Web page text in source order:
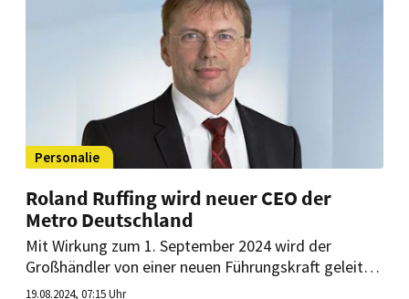
Personalie
Roland Ruffing wird neuer CEO der
Metro Deutschland
Mit Wirkung zum 1. September 2024 wird der
Großhändler von einer neuen Führungskraft geleitet.
Roland Ruffing übernimmt den Vorsitz der weiterhin
19.08.2024, 07:15 Uhr